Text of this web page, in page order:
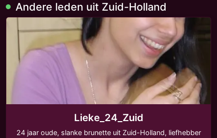
Andere leden uit Zuid-Holland
Lieke_24_Zuid
24 jaar oude, slanke brunette uit Zuid-Holland, liefhebber